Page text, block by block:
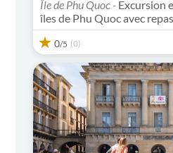
Île de Phu Quoc - Excursion
îles de Phu Quoc avec
0/5 (0)